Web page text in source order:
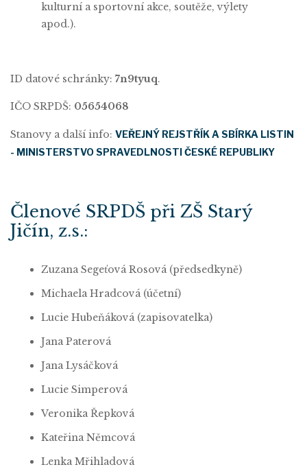
kulturní a sportovní akce, soutěže, výlety
apod.).
ID datové schránky: 7n9tyuq.
IČO SRPDŠ: 05654068
Stanovy a další info: VEŘEJNÝ REJSTŘÍK A SBÍRKA LISTIN
- MINISTERSTVO SPRAVEDLNOSTI ČESKÉ REPUBLIKY
Členové SRPDŠ při ZŠ Starý
Jičín, z.s.:
Zuzana Segeťová Rosová (předsedkyně)
Michaela Hradcová (účetní)
Lucie Hubeňáková (zapisovatelka)
Jana Paterová
Jana Lysáčková
Lucie Simperová
Veronika Řepková
Kateřina Němcová
Lenka Mřihladová